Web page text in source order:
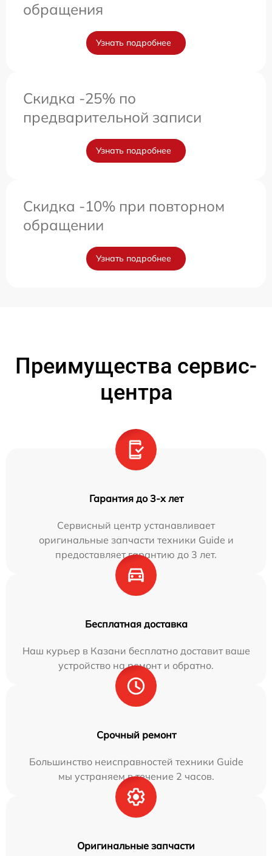
обращения
Узнать подробнее
Скидка -25% по
предварительной записи
Узнать подробнее
Скидка -10% при повторном
обращении
Узнать подробнее
Преимущества сервис-
центра
Гарантия до 3-х лет
Сервисный центр устанавливает
оригинальные запчасти техники Guide и
предоставляет гарантию до 3 лет.
Бесплатная доставка
Наш курьер в Казани бесплатно доставит ваше
устройство на ремонт и обратно.
Срочный ремонт
Большинство неисправностей техники Guide
мы устраняем в течение 2 часов.
Оригинальные запчасти